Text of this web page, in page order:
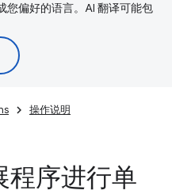
您偏好的语言。AI 翻译可能包
操作说明
程序进行单